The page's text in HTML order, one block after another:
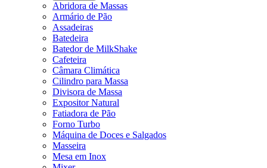
Abridora de Massas
Armário de Pão
Assadeiras
Batedeira
Batedor de MilkShake
Cafeteira
Câmara Climática
Cilindro para Massa
Divisora de Massa
Expositor Natural
Fatiadora de Pão
Forno Turbo
Máquina de Doces e Salgados
Masseira
Mesa em Inox